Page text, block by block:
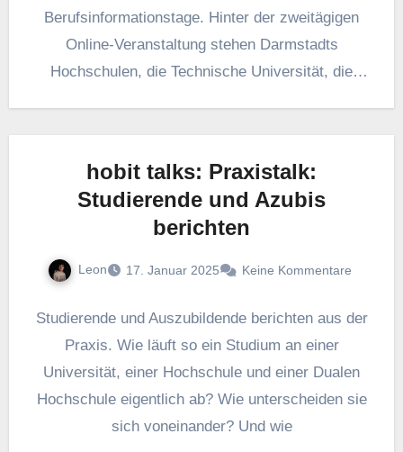
Berufsinformationstage. Hinter der zweitägigen
Online-Veranstaltung stehen Darmstadts
Hochschulen, die Technische Universität, die
hobit talks: Praxistalk:
Studierende und Azubis
berichten
Leon 17. Januar 2025 Keine Kommentare
Studierende und Auszubildende berichten aus der
Praxis. Wie läuft so ein Studium an einer
Universität, einer Hochschule und einer Dualen
Hochschule eigentlich ab? Wie unterscheiden sie
sich voneinander? Und wie